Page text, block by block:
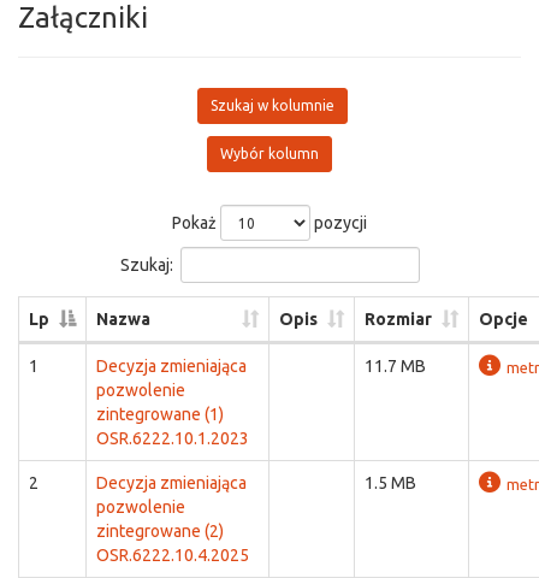
Załączniki
Szukaj w kolumnie
Wybór kolumn
Pokaż pozycji
Szukaj:
Lp Nazwa Opis Rozmiar Opcje
1
Decyzja zmieniająca
pozwolenie
zintegrowane (1)
OSR.6222.10.1.2023
11.7 MB
2
Decyzja zmieniająca
pozwolenie
zintegrowane (2)
OSR.6222.10.4.2025
1.5 MB